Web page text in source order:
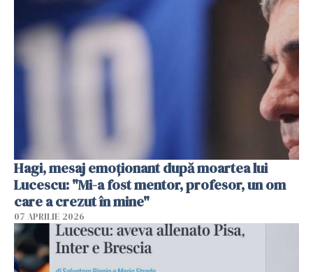
Hagi, mesaj emoționant după moartea lui
Lucescu: "Mi-a fost mentor, profesor, un om
care a crezut în mine"
07 APRILIE 2026